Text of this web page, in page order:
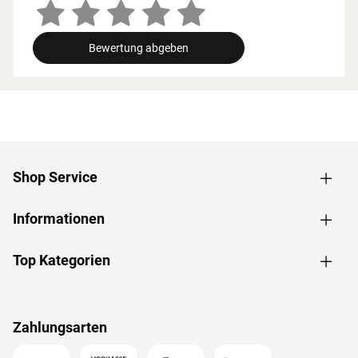
Zusammenhang müssen die Mindestraumhöhe und -
breite beachtet werden.
Grundausstattung
das Sauna-Erlebnis besonders bequem. Folgende
Saunabänke werden mitgeliefert: 2 Liegen, jeweils ca. 57
Fronteinstieg: Die klassische Einstiegsart ist besonders
Einstieg von vorne ein geräumiges und atmosphärisches
Ankommen im Inneren der Sauna.
sowohl in der rechten als auch in der linken Ecke des
Bewertung abgeben
Shop Service
Informationen
Top Kategorien
Zahlungsarten